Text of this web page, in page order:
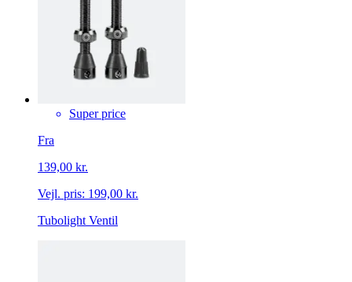
Super price
Fra
139,00 kr.
Vejl. pris: 199,00 kr.
Tubolight Ventil